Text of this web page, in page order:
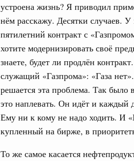
устроена жизнь? Я приводил
нём расскажу. Десятки случаев. У
пятилетний контракт с
хотите модернизировать своё
знаете, будет ли продлён
служащий «Газпрома»: «Газа
решается эта проблема. Так было
это наплевать. Он идёт и каждый
Ему ни к кому не надо ходить. И
купленный на бирже, в
То же самое касается